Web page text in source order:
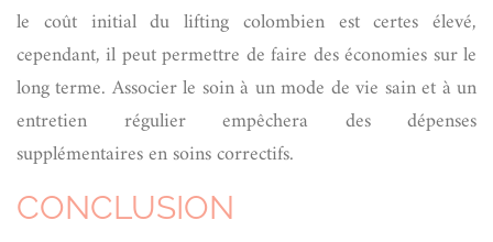
le coût initial du lifting colombien est certes élevé,
cependant, il peut permettre de faire des économies sur le
long terme. Associer le soin à un mode de vie sain et à un
entretien régulier empêchera des dépenses
supplémentaires en soins correctifs.
CONCLUSION